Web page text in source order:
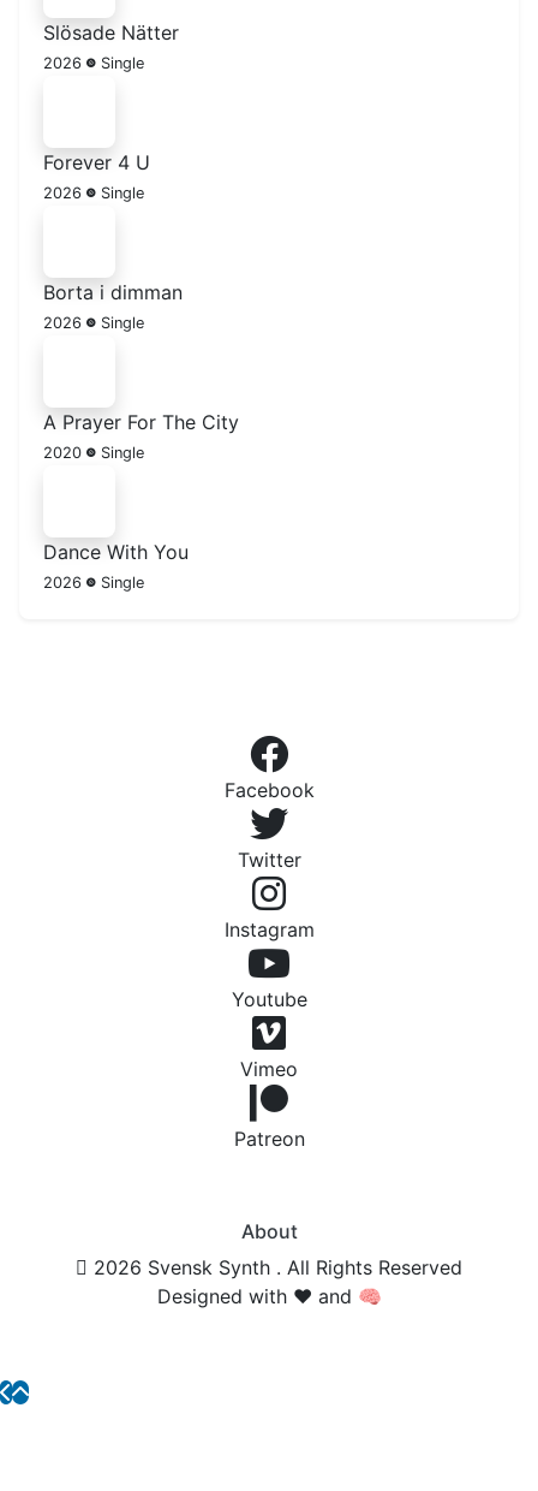
Slösade Nätter
2026 Single
Forever 4 U
2026 Single
Borta i dimman
2026 Single
A Prayer For The City
2020 Single
Dance With You
2026 Single
Facebook
Twitter
Instagram
Youtube
Vimeo
Patreon
About
2026 Svensk Synth . All Rights Reserved
Designed with ❤️ and 🧠